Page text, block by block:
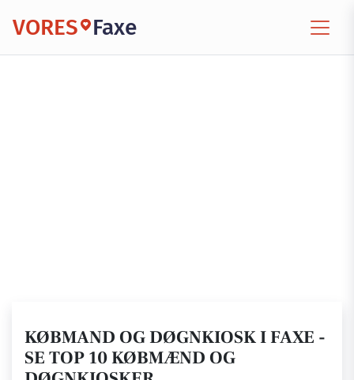
VORES Faxe
KØBMAND OG DØGNKIOSK I FAXE -
SE TOP 10 KØBMÆND OG